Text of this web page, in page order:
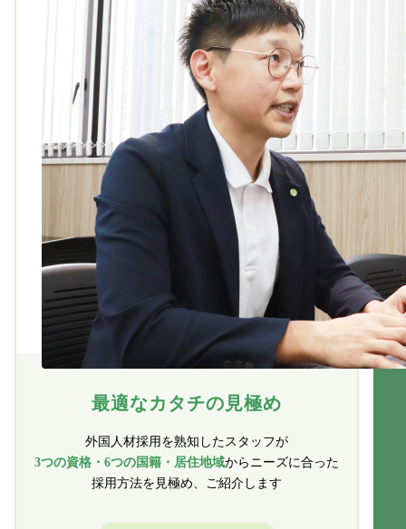
最適なカタチの見極め
外国人材採用を熟知したスタッフが
3つの資格・6つの国籍・居住地域からニーズに合った
採用方法を見極め、ご紹介します